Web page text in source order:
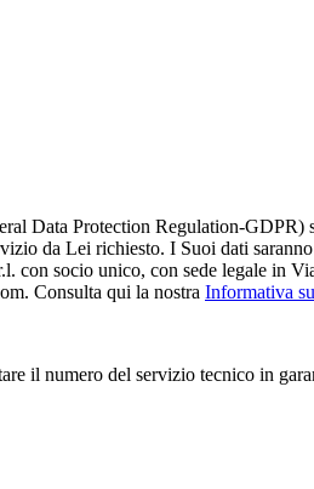
Data Protection Regulation-
da Lei richiesto. I S​uoi dati
socio unico, con sede legale in
Consulta qui la nostra Informativa
il numero del servizio tecnico in